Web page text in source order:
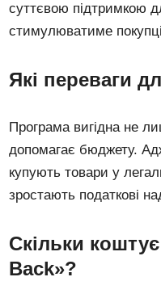
суттєвою підтримкою
стимулюватиме
Які переваги
Програма вигідна не
допомагає бюджету.
купують товари у
зростають податкові
Скільки
Back»?